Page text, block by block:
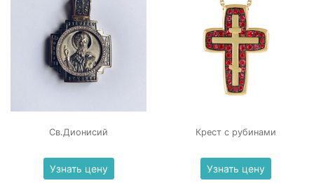
Св.Дионисий
Узнать цену
Крест с рубинами
Узнать цену